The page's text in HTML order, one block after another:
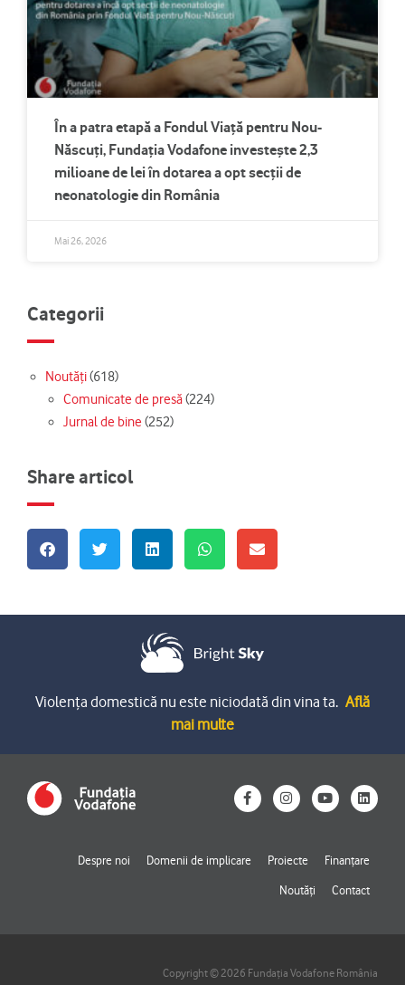
În a patra etapă a Fondul Viață pentru Nou-
Născuți, Fundația Vodafone investește 2,3
milioane de lei în dotarea a opt secții de
neonatologie din România
Mai 26, 2026
Categorii
Noutăți(618)
Comunicate de presă(224)
Jurnal de bine (252)
Share articol
Violența domestică nu este niciodată din vina ta. Află
mai multe
F
a
o
I
n
g
a
m
Y
o
b
L
i
d
n
Despre noi Domenii de implicare Proiecte Finanțare
Noutăți Contact
Copyright © 2026 Fundația Vodafone România